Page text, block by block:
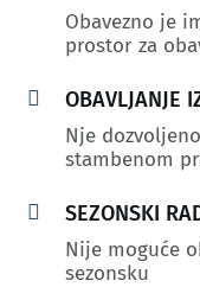
Obavezno je
prostor za
 OBAVLJANJE
Nje
stambenom
 SEZONSKI
Nije moguće
sezonsku